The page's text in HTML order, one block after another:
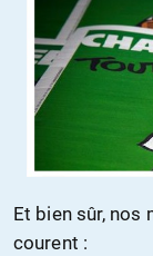
Et bien sûr, nos
courent :